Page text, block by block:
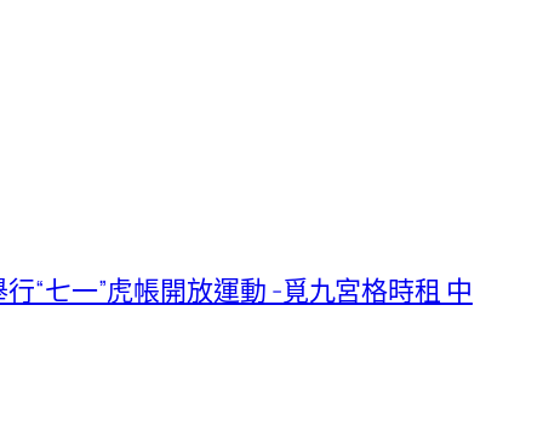
“七一”虎帳開放運動 -覓九宮格時租 中